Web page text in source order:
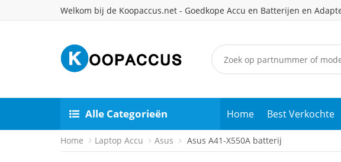
Welkom bij de Koopaccus.net - Goedkope Accu en Batterijen en
Alle Categorieën Home Best Verkochte
Home Laptop Accu Asus Asus A41-X550A batterij